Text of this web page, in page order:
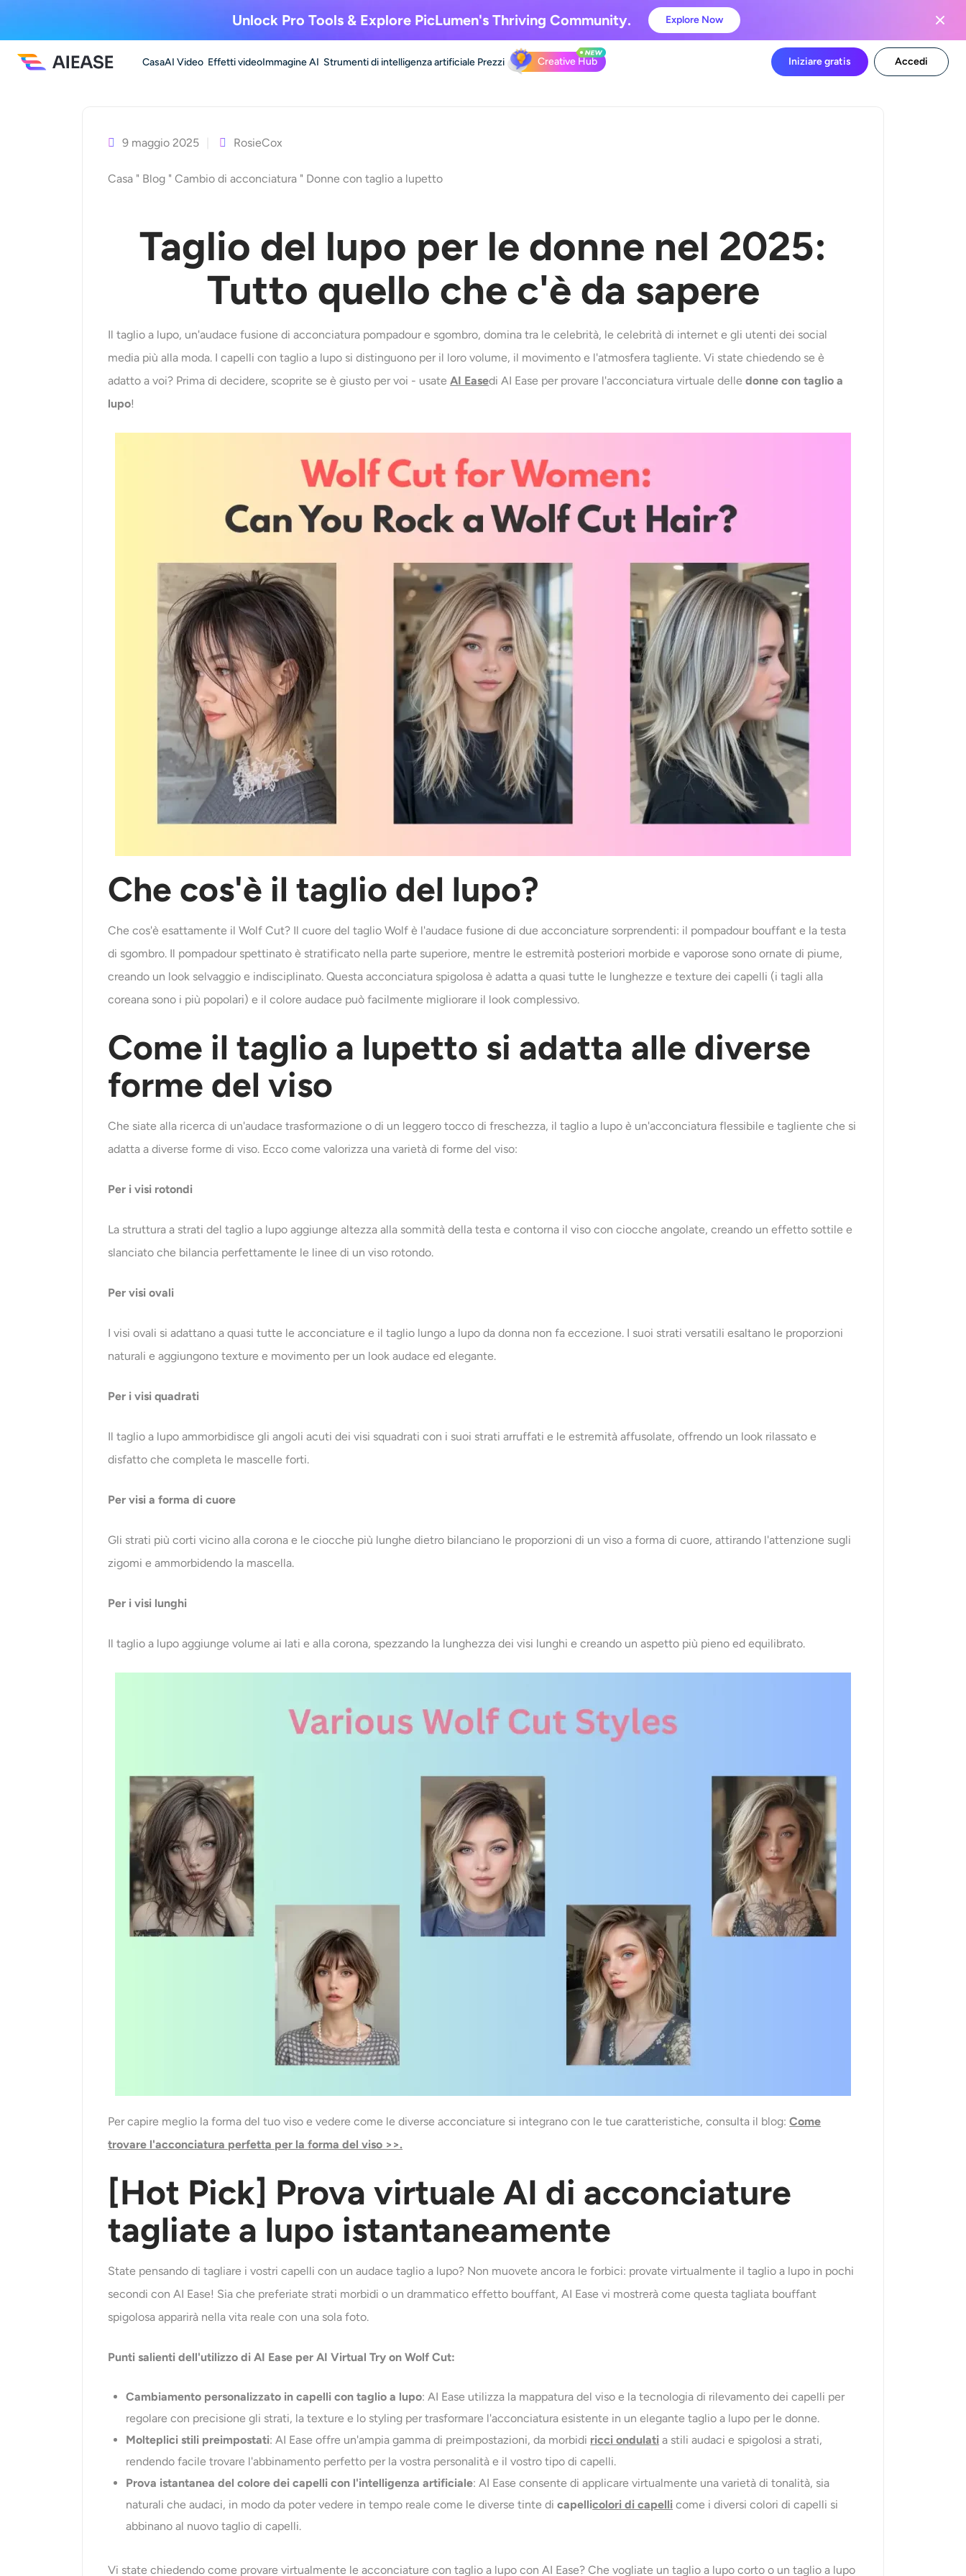
Unlock Pro Tools & ExplorePicLumen's Thriving Community. Explore Now
CasaAI Video Effetti videoImmagine AI Strumenti di intelligenza artificiale Prezzi Creative Hub Iniziare gratis Accedi
9 maggio 2025 RosieCox
Casa " Blog "Cambio di acconciatura " Donne con taglio a lupetto
Taglio del lupo per le donne nel 2025:
Tutto quello che c'è da sapere
Il taglio a lupo, un'audace fusione di acconciatura pompadour e sgombro, domina tra le celebrità, le celebrità di internet e gli utenti dei social
media più alla moda. I capelli con taglio a lupo si distinguono per il loro volume, il movimento e l'atmosfera tagliente. Vi state chiedendo se è
adatto a voi? Prima di decidere, scoprite se è giusto per voi - usateAI Easedi AI Ease per provare l'acconciatura virtuale delledonne con taglio a
lupo!
Che cos'è il taglio del lupo?
Che cos'è esattamente il Wolf Cut? Il cuore del taglio Wolf è l'audace fusione di due acconciature sorprendenti: il pompadour bouffant e la testa
di sgombro. Il pompadour spettinato è stratificato nella parte superiore, mentre le estremità posteriori morbide e vaporose sono ornate di piume,
creando un look selvaggio e indisciplinato. Questa acconciatura spigolosa è adatta a quasi tutte le lunghezze e texture dei capelli (i tagli alla
coreana sono i più popolari) e il colore audace può facilmente migliorare il look complessivo.
Come il taglio a lupetto si adatta alle diverse
forme del viso
Che siate alla ricerca di un'audace trasformazione o di un leggero tocco di freschezza, il taglio a lupo è un'acconciatura flessibile e tagliente che si
adatta a diverse forme di viso. Ecco come valorizza una varietà di forme del viso:
Per i visi rotondi
La struttura a strati del taglio a lupo aggiunge altezza alla sommità della testa e contorna il viso con ciocche angolate, creando un effetto sottile e
slanciato che bilancia perfettamente le linee di un viso rotondo.
Per visi ovali
I visi ovali si adattano a quasi tutte le acconciature e il taglio lungo a lupo da donna non fa eccezione. I suoi strati versatili esaltano le proporzioni
naturali e aggiungono texture e movimento per un look audace ed elegante.
Per i visi quadrati
Il taglio a lupo ammorbidisce gli angoli acuti dei visi squadrati con i suoi strati arruffati e le estremità affusolate, offrendo un look rilassato e
disfatto che completa le mascelle forti.
Per visi a forma di cuore
Gli strati più corti vicino alla corona e le ciocche più lunghe dietro bilanciano le proporzioni di un viso a forma di cuore, attirando l'attenzione sugli
zigomi e ammorbidendo la mascella.
Per i visi lunghi
Il taglio a lupo aggiunge volume ai lati e alla corona, spezzando la lunghezza dei visi lunghi e creando un aspetto più pieno ed equilibrato.
Per capire meglio la forma del tuo viso e vedere come le diverse acconciature si integrano con le tue caratteristiche, consulta il blog:Come
trovare l'acconciatura perfetta per la forma del viso >>.
[Hot Pick] Prova virtuale AI di acconciature
tagliate a lupo istantaneamente
State pensando di tagliare i vostri capelli con un audace taglio a lupo? Non muovete ancora le forbici: provate virtualmente il taglio a lupo in pochi
secondi con AI Ease! Sia che preferiate strati morbidi o un drammatico effetto bouffant, AI Ease vi mostrerà come questa tagliata bouffant
spigolosa apparirà nella vita reale con una sola foto.
Punti salienti dell'utilizzo di AI Ease per AI Virtual Try on Wolf Cut:
Cambiamento personalizzato in capelli con taglio a lupo: AI Ease utilizza la mappatura del viso e la tecnologia di rilevamento dei capelli per
regolare con precisione gli strati, la texture e lo styling per trasformare l'acconciatura esistente in un elegante taglio a lupo per le donne.
Molteplici stili preimpostati: AI Ease offre un'ampia gamma di preimpostazioni, da morbidi ricci ondulati a stili audaci e spigolosi a strati,
rendendo facile trovare l'abbinamento perfetto per la vostra personalità e il vostro tipo di capelli.
Prova istantanea del colore dei capelli con l'intelligenza artificiale: AI Ease consente di applicare virtualmente una varietà di tonalità, sia
naturali che audaci, in modo da poter vedere in tempo reale come le diverse tinte dicapellicolori di capelli come i diversi colori di capelli si
abbinano al nuovo taglio di capelli.
Vi state chiedendo come provare virtualmente le acconciature con taglio a lupo con AI Ease? Che vogliate un taglio a lupo corto o un taglio a lupo